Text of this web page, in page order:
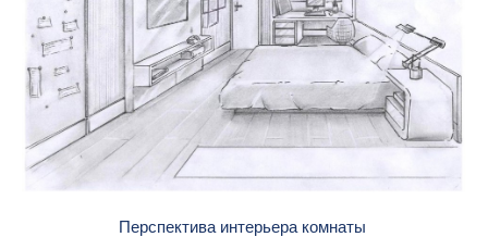
Перспектива интерьера комнаты